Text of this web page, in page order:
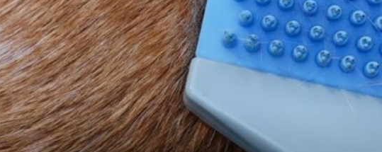
Publicidad
Social Media